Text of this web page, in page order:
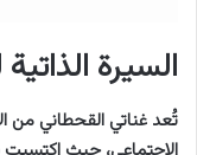
السيرة
تُعد غناتي القحطاني من